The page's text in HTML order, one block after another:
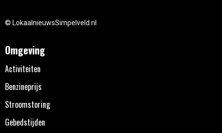
© LokaalnieuwsSimpelveld.nl
Omgeving
Activiteiten
Benzineprijs
Stroomstoring
Gebedstijden